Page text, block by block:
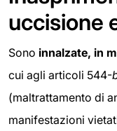
uccisione
Sono innalzate, in
cui agli articoli 544-
(maltrattamento di
manifestazioni